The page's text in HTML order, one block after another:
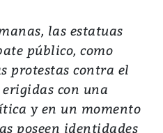
las estatuas
público, como
protestas contra el
con una
y en un momento
poseen identidades